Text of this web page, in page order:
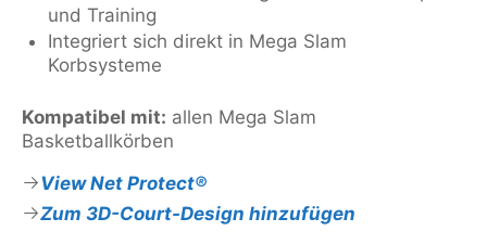
und Training
Integriert sich direkt in Mega Slam
Korbsysteme
Kompatibel mit: allen Mega Slam
Basketballkörben
View Net Protect®
Zum 3D-Court-Design hinzufügen